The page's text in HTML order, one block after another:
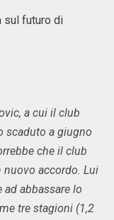
a cui il club
scaduto a giugno
che il club
nuovo accordo. Lui
abbassare lo
tre stagioni (1,2